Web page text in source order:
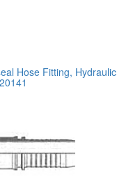
Hose Fitting, Hydraulic